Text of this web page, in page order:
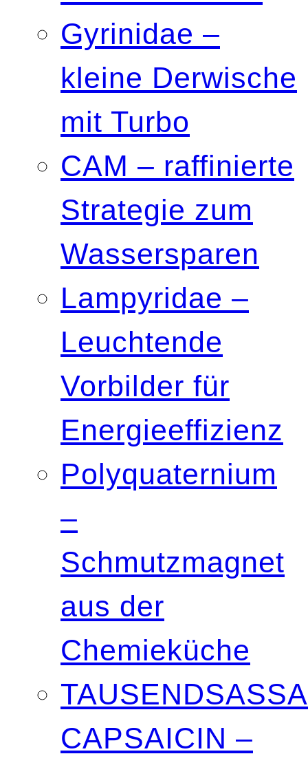
Gyrinidae –
kleine Derwische
mit Turbo
CAM – raffinierte
Strategie zum
Wassersparen
Lampyridae –
Leuchtende
Vorbilder für
Energieeffizienz
Polyquaternium
–
Schmutzmagnet
aus der
Chemieküche
TAUSENDSASSA
CAPSAICIN –